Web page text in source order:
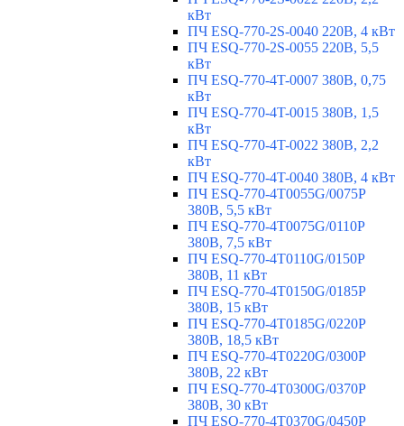
кВт
ПЧ ESQ-770-2S-0040 220В, 4 кВт
ПЧ ESQ-770-2S-0055 220В, 5,5
кВт
ПЧ ESQ-770-4T-0007 380В, 0,75
кВт
ПЧ ESQ-770-4T-0015 380В, 1,5
кВт
ПЧ ESQ-770-4T-0022 380В, 2,2
кВт
ПЧ ESQ-770-4T-0040 380В, 4 кВт
ПЧ ESQ-770-4T0055G/0075P
380В, 5,5 кВт
ПЧ ESQ-770-4T0075G/0110P
380В, 7,5 кВт
ПЧ ESQ-770-4T0110G/0150P
380В, 11 кВт
ПЧ ESQ-770-4T0150G/0185P
380В, 15 кВт
ПЧ ESQ-770-4T0185G/0220P
380В, 18,5 кВт
ПЧ ESQ-770-4T0220G/0300P
380В, 22 кВт
ПЧ ESQ-770-4T0300G/0370P
380В, 30 кВт
ПЧ ESQ-770-4T0370G/0450P